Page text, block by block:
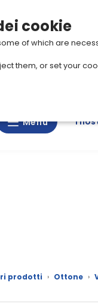
Menu
Menu I
prodotti › Ottone ›
cookie
of which are
them, or set your